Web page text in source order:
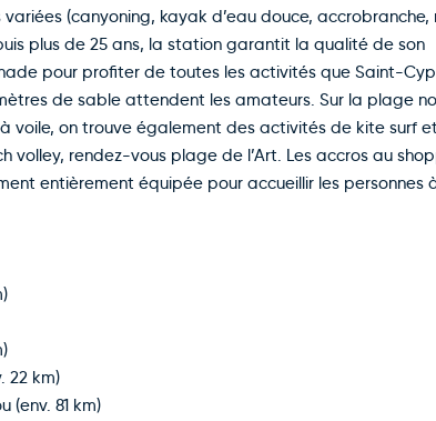
(canyoning, kayak d’eau douce, accrobranche,
plus de 25 ans, la station garantit la qualité de son
pour profiter de toutes les activités que Saint-
de sable attendent les amateurs. Sur la plage
voile, on trouve également des activités de kite surf
volley, rendez-vous plage de l’Art. Les accros au
entièrement équipée pour accueillir les personnes
22 km)
(env. 81 km)